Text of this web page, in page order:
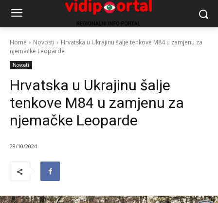
Home Novosti
Hrvatska u Ukrajinu šalje tenkove M84 u zamjenu za
njemačke Leoparde
Novosti
Hrvatska u Ukrajinu šalje
tenkove M84 u zamjenu za
njemačke Leoparde
28/10/2024